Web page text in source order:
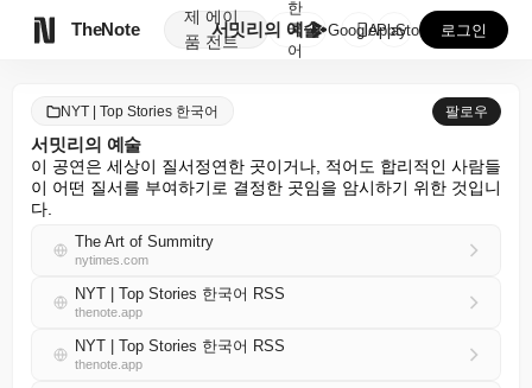
TheNote
제
품
에이
전트
서밋리의 예술
한
국
어
GooglePlay
AppStore 로그인
NYT | Top Stories 한국어 팔로우
서밋리의 예술
이 공연은 세상이 질서정연한 곳이거나, 적어도 합리적인 사람들
이 어떤 질서를 부여하기로 결정한 곳임을 암시하기 위한 것입니
다.
The Art of Summitry
nytimes.com
NYT | Top Stories 한국어 RSS
thenote.app
NYT | Top Stories 한국어 RSS
thenote.app